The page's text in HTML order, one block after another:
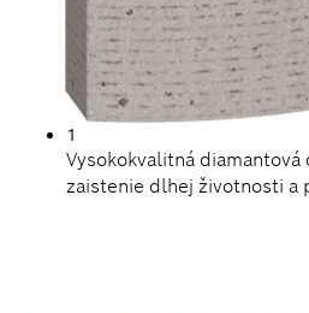
1
Vysokokvalitná
zaistenie dlhej životnosti a